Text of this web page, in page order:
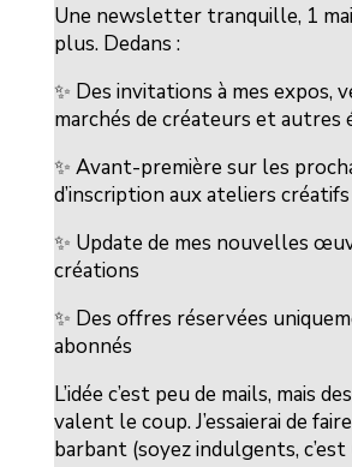
Une newsletter tranquille, 1
plus. Dedans :
✨ Des invitations à mes expos,
marchés de créateurs et autres
✨ Avant-première sur les
d’inscription aux ateliers créatifs
✨ Update de mes nouvelles
créations
✨ Des offres réservées
abonnés
L’idée c’est peu de mails, mais
valent le coup. J’essaierai de
barbant (soyez indulgents,